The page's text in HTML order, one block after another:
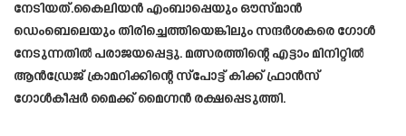
നേടിയത്.കൈലിയൻ എംബാപ്പെയും ഔസ്മാൻ
ഡെംബെലെയും തിരിച്ചെത്തിയെങ്കിലും സന്ദർശകരെ ഗോൾ
നേടുന്നതിൽ പരാജയപ്പെട്ടു. മത്സരത്തിന്റെ എട്ടാം മിനിറ്റിൽ
ആൻഡ്രേജ് ക്രാമറിക്കിന്റെ സ്പോട്ട് കിക്ക് ഫ്രാൻസ്
ഗോൾകീപ്പർ മൈക്ക് മൈഗ്നൻ രക്ഷപ്പെടുത്തി.